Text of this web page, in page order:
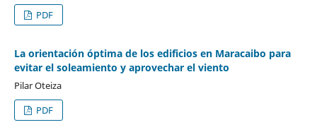
PDF
La orientación óptima de los edificios en Maracaibo para
evitar el soleamiento y aprovechar el viento
Pilar Oteiza
PDF